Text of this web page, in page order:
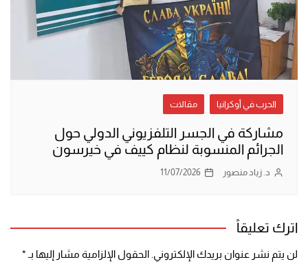
الحرب في أوكرانيا مقالات
مشاركة في الجسر التلفزيوني الدولي حول
الجرائم المنسوبة لنظام كييف في خيرسون
د. زياد منصور 11/07/2026
اترك تعليقاً
لن يتم نشر عنوان بريدك الإلكتروني.الحقول الإلزامية مشار إليها بـ *